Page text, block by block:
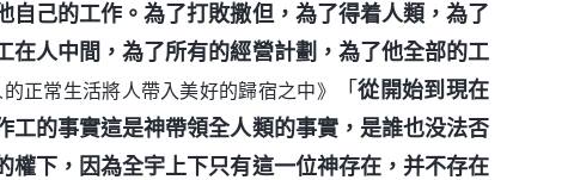
己的工作。為了打敗撒但，為了得着人類，為了
人中間，為了所有的經營計劃，為了他全部的工
正常生活將人帶入美好的歸宿之中》 「從開始到現在
的事實這是神帶領全人類的事實，是誰也没法否
下，因為全宇上下只有這一位神存在，并不存在